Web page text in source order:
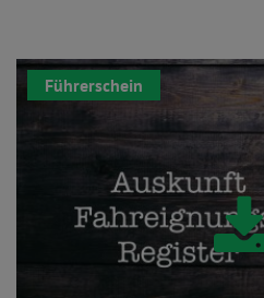
Führerschein